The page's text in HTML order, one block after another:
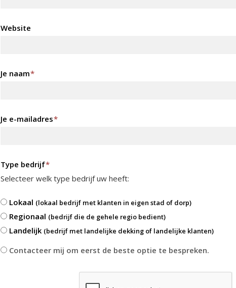
Website
Je naam*
Je e-mailadres*
Type bedrijf*
Selecteer welk type bedrijf uw heeft:
Lokaal (lokaal bedrijf met klanten in eigen stad of dorp)
Regionaal (bedrijf die de gehele regio bedient)
Landelijk (bedrijf met landelijke dekking of landelijke klanten)
Contacteer mij om eerst de beste optie te bespreken.